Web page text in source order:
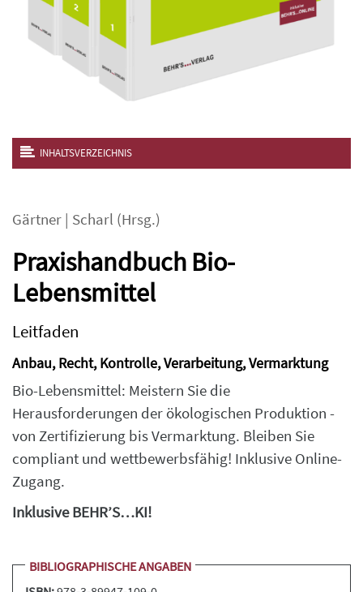
INHALTSVERZEICHNIS
Gärtner | Scharl (Hrsg.)
Praxishandbuch Bio-
Lebensmittel
Leitfaden
Anbau, Recht, Kontrolle, Verarbeitung, Vermarktung
Bio-Lebensmittel: Meistern Sie die
Herausforderungen der ökologischen Produktion -
von Zertifizierung bis Vermarktung. Bleiben Sie
compliant und wettbewerbsfähig! Inklusive Online-
Zugang.
Inklusive BEHR’S…KI!
BIBLIOGRAPHISCHE ANGABEN